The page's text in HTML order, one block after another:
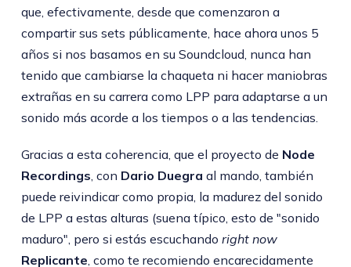
que, efectivamente, desde que comenzaron a
compartir sus sets públicamente, hace ahora unos 5
años si nos basamos en su Soundcloud, nunca han
tenido que cambiarse la chaqueta ni hacer maniobras
extrañas en su carrera como LPP para adaptarse a un
sonido más acorde a los tiempos o a las tendencias.
Gracias a esta coherencia, que el proyecto de Node
Recordings, con Dario Duegra al mando, también
puede reivindicar como propia, la madurez del sonido
de LPP a estas alturas (suena típico, esto de "sonido
maduro", pero si estás escuchando right now
Replicante, como te recomiendo encarecidamente